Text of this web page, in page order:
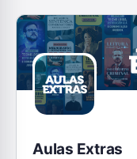
Aulas Extras